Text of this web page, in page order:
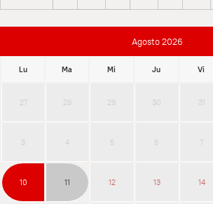
Agosto 2026
Lu Ma Mi Ju Vi
27 28 29 30 31
3 4 5 6 7
10 11 12 13 14